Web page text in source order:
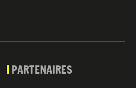
PARTENAIRES